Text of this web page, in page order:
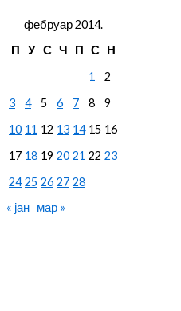
фебруар 2014.
П
У С Ч П С
Н
1
2
3
4 5 6 7 8
9
10 11 12 13 14 15 16
17 18 19 20 21 22 23
24 25 26 27 28
« јан мар »